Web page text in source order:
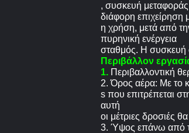
, συσκευή
διάφορη επιχείρηση
η χρήση, μετά από
πυρηνική ενέργεια
σταθμός. Η συσκευή
Περιβάλλον
1. Περιβαλλοντική
2. Όρος αέρα: Με το
s που επιτρέπεται
αυτή
οι μέτριες δροσιές
3. Ύψος επάνω από